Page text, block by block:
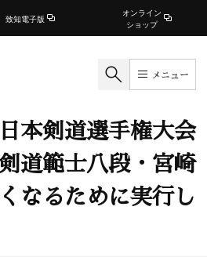
致知電子版
オンライン
ショップ
メニュー
本剣道選手権大会
道範士八段・宮崎
なるために実行し